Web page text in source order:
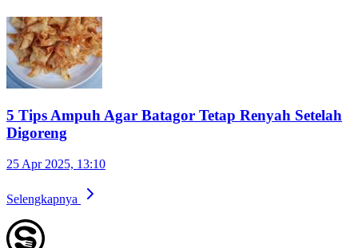
5 Tips Ampuh Agar Batagor Tetap Renyah Setelah
Digoreng
25 Apr 2025, 13:10
Selengkapnya